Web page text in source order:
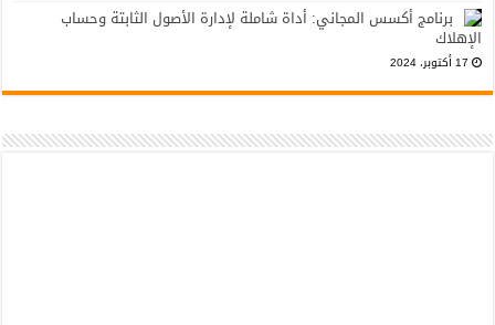
برنامج أكسس المجاني: أداة شاملة لإدارة الأصول الثابتة وحساب
الإهلاك
17 أكتوبر، 2024